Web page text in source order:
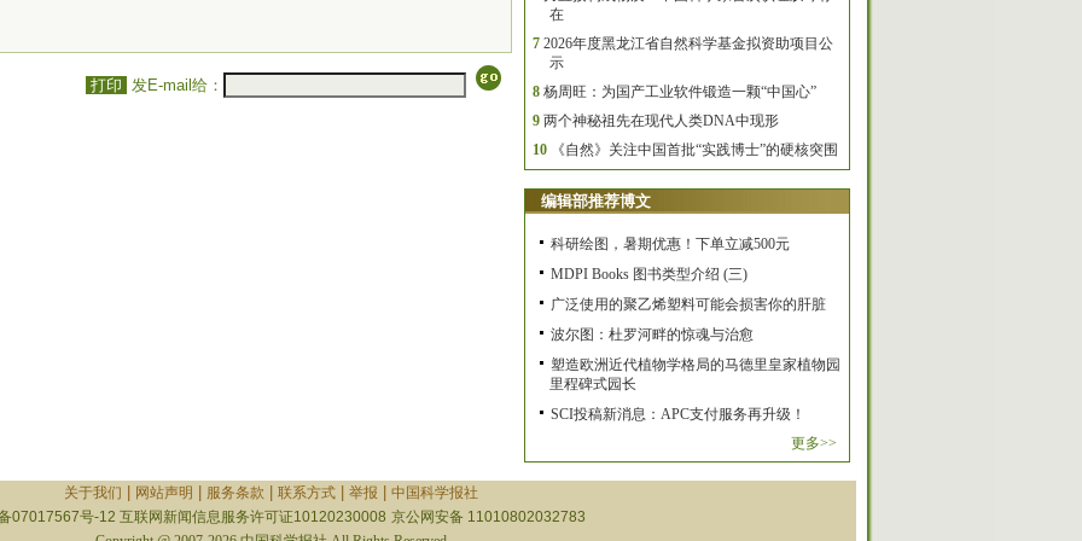
打印 发E-mail给：
在
7 2026年度黑龙江省自然科学基金拟资助项目公
示
8 杨周旺：为国产工业软件锻造一颗“中国心”
9 两个神秘祖先在现代人类DNA中现形
10
《自然》关注中国首批“实践博士”的硬核突围
编辑部推荐博文
科研绘图，暑期优惠！下单立减500元
MDPI Books 图书类型介绍 (三)
广泛使用的聚乙烯塑料可能会损害你的肝脏
波尔图：杜罗河畔的惊魂与治愈
塑造欧洲近代植物学格局的马德里皇家植物园
里程碑式园长
SCI投稿新消息：APC支付服务再升级！
更多>>
关于我们 网站声明 服务条款 联系方式| 举报
中国科学报社
07017567号-12 互联网新闻信息服务许可证10120230008 京公网安备 11010802032783